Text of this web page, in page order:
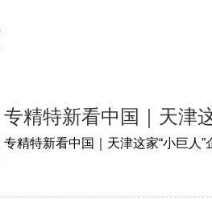
专精特新看中国｜天津
专精特新看中国｜天津这家“小巨人